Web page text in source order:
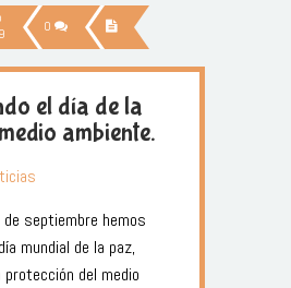
0
el día de la
ambiente.
de septiembre hemos
mundial de la paz,
protección del medio